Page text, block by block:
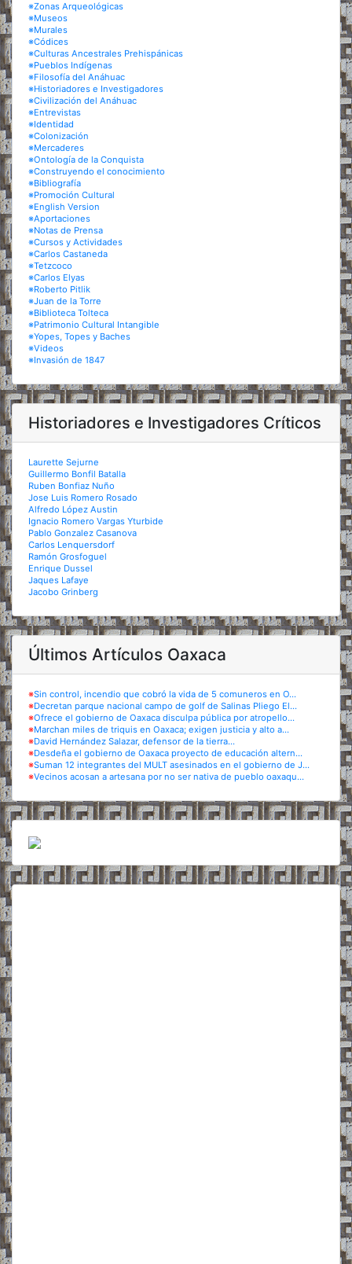
※Zonas Arqueológicas
※Museos
※Murales
※Códices
※Culturas Ancestrales Prehispánicas
※Pueblos Indígenas
※Filosofía del Anáhuac
※Historiadores e Investigadores
※Civilización del Anáhuac
※Entrevistas
※Identidad
※Colonización
※Mercaderes
※Ontología de la Conquista
※Construyendo el conocimiento
※Bibliografía
※Promoción Cultural
※English Version
※Aportaciones
※Notas de Prensa
※Cursos y Actividades
※Carlos Castaneda
※Tetzcoco
※Carlos Elyas
※Roberto Pitlik
※Juan de la Torre
※Biblioteca Tolteca
※Patrimonio Cultural Intangible
※Yopes, Topes y Baches
※Videos
※Invasión de 1847
Historiadores e Investigadores Críticos
Laurette Sejurne
Guillermo Bonfil Batalla
Ruben Bonfiaz Nuño
Jose Luis Romero Rosado
Alfredo López Austin
Ignacio Romero Vargas Yturbide
Pablo Gonzalez Casanova
Carlos Lenquersdorf
Ramón Grosfoguel
Enrique Dussel
Jaques Lafaye
Jacobo Grinberg
Últimos Artículos Oaxaca
※Sin control, incendio que cobró la vida de 5 comuneros en O...
※Decretan parque nacional campo de golf de Salinas Pliego El...
※Ofrece el gobierno de Oaxaca disculpa pública por atropello...
※Marchan miles de triquis en Oaxaca; exigen justicia y alto a...
※David Hernández Salazar, defensor de la tierra...
※Desdeña el gobierno de Oaxaca proyecto de educación altern...
※Suman 12 integrantes del MULT asesinados en el gobierno de J...
※Vecinos acosan a artesana por no ser nativa de pueblo oaxaqu...